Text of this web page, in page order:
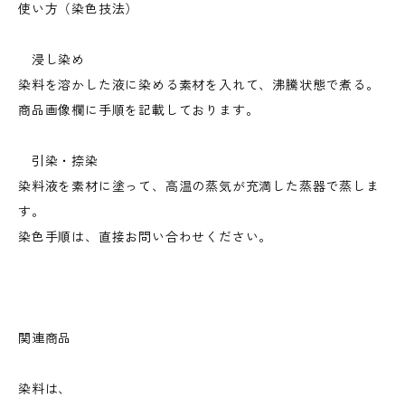
使い方（染色技法）
浸し染め
染料を溶かした液に染める素材を入れて、沸騰状態で煮る。
商品画像欄に手順を記載しております。
引染・捺染
染料液を素材に塗って、高温の蒸気が充満した蒸器で蒸しま
す。
染色手順は、直接お問い合わせください。
関連商品
染料は、